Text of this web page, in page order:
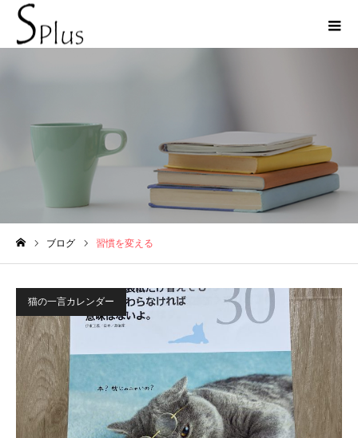
習慣を変える
ブログ 習慣を変える
猫の一言カレンダー